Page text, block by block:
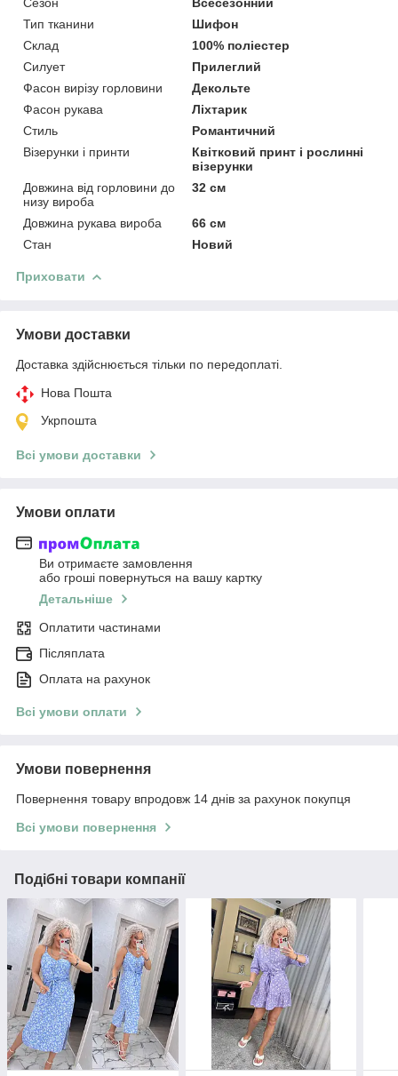
Тип тканини
Шифон
Склад
100% поліестер
Силует
Прилеглий
Фасон вирізу горловини
Декольте
Фасон рукава
Ліхтарик
Стиль
Романтичний
Візерунки і принти
Квітковий принт і рослинні
візерунки
Довжина від горловини до
низу вироба
32 см
Довжина рукава вироба
66 см
Стан
Новий
Приховати
Умови доставки
Доставка здійснюється тільки по передоплаті.
Нова Пошта
Укрпошта
Всі умови доставки
Умови оплати
Ви отримаєте замовлення
або гроші повернуться на вашу картку
Детальніше
Оплатити частинами
Післяплата
Оплата на рахунок
Всі умови оплати
Умови повернення
Повернення товару впродовж 14 днів за рахунок покупця
Всі умови повернення
Подібні товари компанії